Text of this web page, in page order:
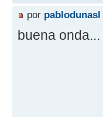
por pablodunasl
buena onda...